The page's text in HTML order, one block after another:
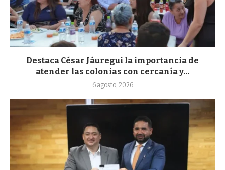
Destaca César Jáuregui la importancia de
atender las colonias con cercanía y...
6 agosto, 2026